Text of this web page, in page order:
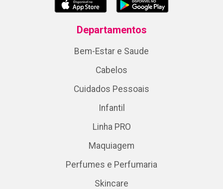
Departamentos
Bem-Estar e Saude
Cabelos
Cuidados Pessoais
Infantil
Linha PRO
Maquiagem
Perfumes e Perfumaria
Skincare